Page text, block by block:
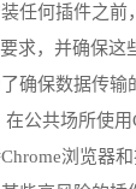
任何插件之
求，并确保这
确保数据传
公共场所使
浏览器